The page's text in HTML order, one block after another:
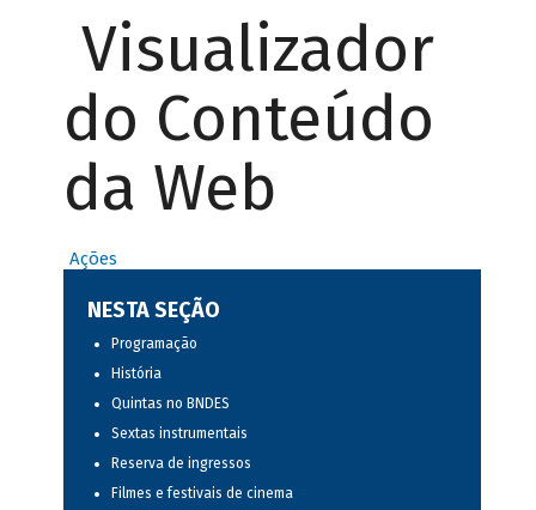
Visualizador
do Conteúdo
da Web
Ações
NESTA SEÇÃO
Programação
História
Quintas no BNDES
Sextas instrumentais
Reserva de ingressos
Filmes e festivais de cinema